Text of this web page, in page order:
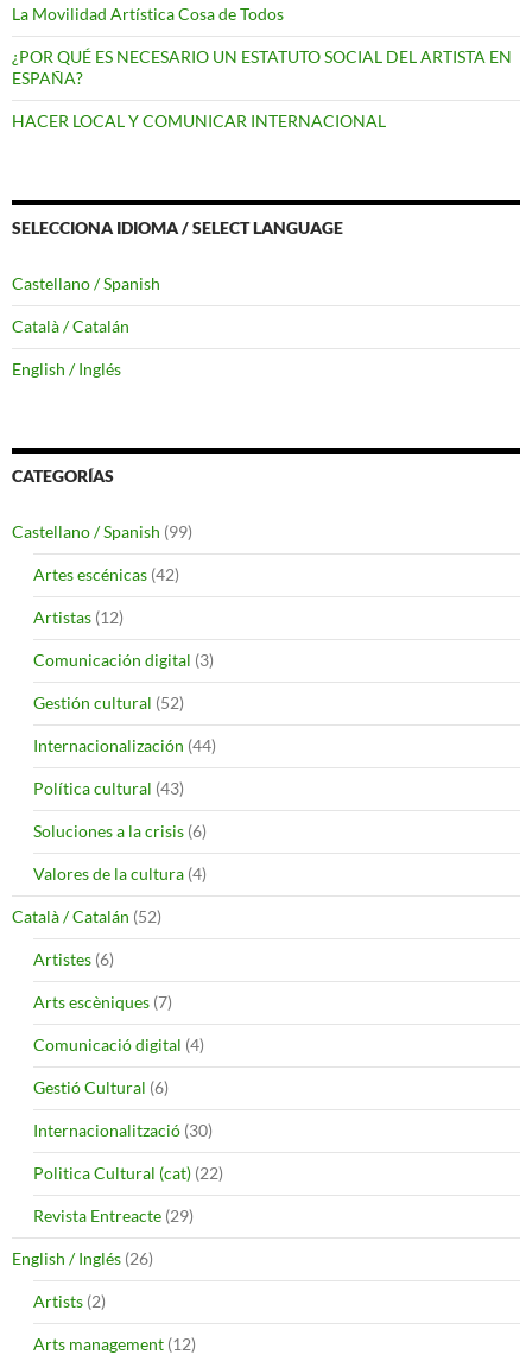
La Movilidad Artística Cosa de Todos
¿POR QUÉ ES NECESARIO UN ESTATUTO SOCIAL DEL ARTISTA EN
ESPAÑA?
HACER LOCAL Y COMUNICAR INTERNACIONAL
SELECCIONA IDIOMA / SELECT LANGUAGE
Castellano / Spanish
Català / Catalán
English / Inglés
CATEGORÍAS
Castellano / Spanish (99)
Artes escénicas (42)
Artistas (12)
Comunicación digital (3)
Gestión cultural (52)
Internacionalización (44)
Política cultural (43)
Soluciones a la crisis (6)
Valores de la cultura (4)
Català / Catalán (52)
Artistes (6)
Arts escèniques (7)
Comunicació digital (4)
Gestió Cultural (6)
Internacionalització (30)
Politica Cultural (cat) (22)
Revista Entreacte (29)
English / Inglés (26)
Artists (2)
Arts management (12)